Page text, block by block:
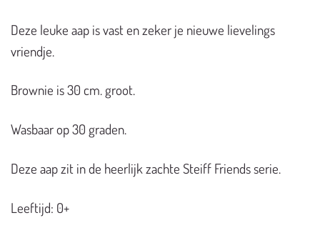
Deze leuke aap is vast en zeker je nieuwe lievelings
vriendje.
Brownie is 30 cm. groot.
Wasbaar op 30 graden.
Deze aap zit in de heerlijk zachte Steiff Friends serie.
Leeftijd: 0+